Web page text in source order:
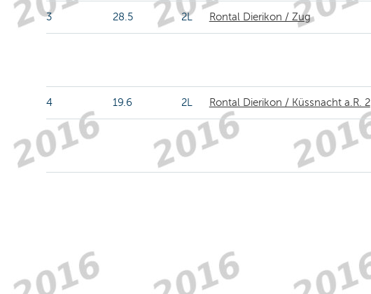
3 28.5 2L Rontal Dierikon / Zug
4 19.6 2L Rontal Dierikon / Küssnacht a.R. 2